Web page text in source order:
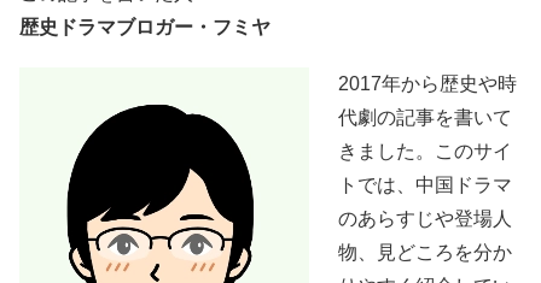
歴史ドラマブロガー・フミヤ
2017年から歴史や時
代劇の記事を書いて
きました。このサイ
トでは、中国ドラマ
のあらすじや登場人
物、見どころを分か